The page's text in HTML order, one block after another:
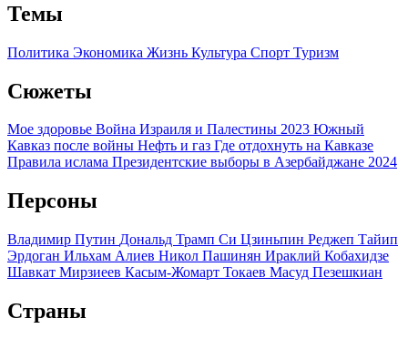
Темы
Политика Экономика Жизнь Культура Спорт Туризм
Сюжеты
Мое здоровье Война Израиля и Палестины 2023 Южный
Кавказ после войны Нефть и газ Где отдохнуть на Кавказе
Правила ислама Президентские выборы в Азербайджане 2024
Персоны
Владимир Путин Дональд Трамп Си Цзиньпин Реджеп Тайип
Эрдоган Ильхам Алиев Никол Пашинян Ираклий Кобахидзе
Шавкат Мирзиеев Касым-Жомарт Токаев Масуд Пезешкиан
Страны